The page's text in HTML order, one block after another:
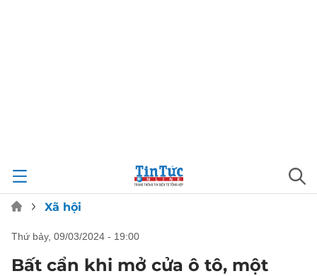
Xã hội
thứ bảy, 09/03/2024 - 19:00
Bất cẩn khi mở cửa ô tô, một